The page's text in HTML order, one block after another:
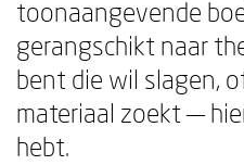
toonaangevende
gerangschikt naar
bent die wil slagen,
materiaal zoekt —
hebt.